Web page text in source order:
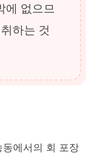
에 없으므
하는 것
에서의 회 포장